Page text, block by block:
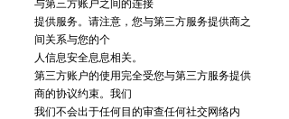
与第三方账户之间的连接
提供服务。请注意，您与第三方服务提供商之
间关系与您的个
人信息安全息息相关。
第三方账户的使用完全受您与第三方服务提供
商的协议约束。我们
我们不会出于任何目的审查任何社交网络内